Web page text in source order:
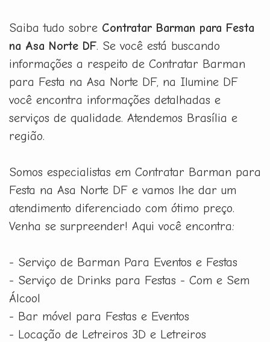
Saiba tudo sobre Contratar Barman para Festa
na Asa Norte DF. Se você está buscando
informações a respeito de Contratar Barman
para Festa na Asa Norte DF, na Ilumine DF
você encontra informações detalhadas e
serviços de qualidade. Atendemos Brasília e
região.
Somos especialistas em Contratar Barman para
Festa na Asa Norte DF e vamos lhe dar um
atendimento diferenciado com ótimo preço.
Venha se surpreender! Aqui você encontra:
- Serviço de Barman Para Eventos e Festas
- Serviço de Drinks para Festas - Com e Sem
Álcool
- Bar móvel para Festas e Eventos
- Locação de Letreiros 3D e Letreiros